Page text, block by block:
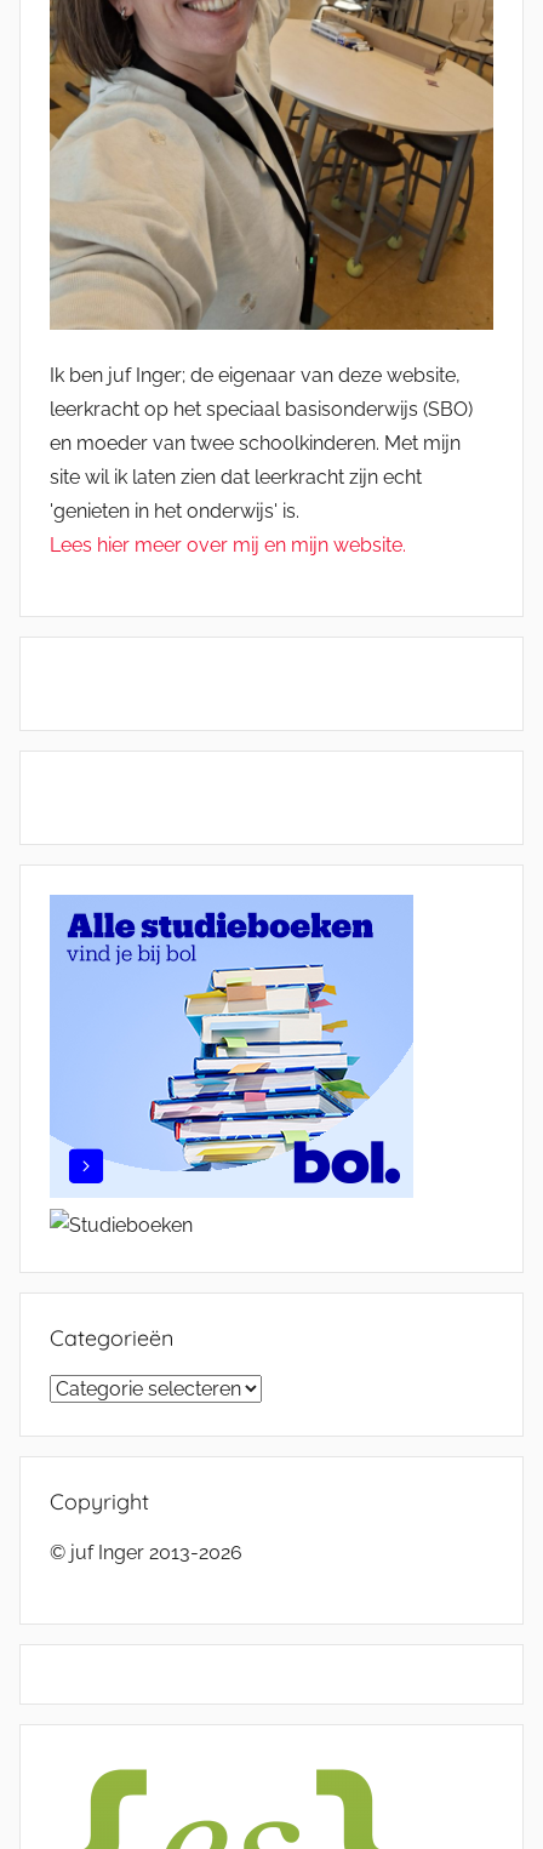
Ik ben juf Inger; de eigenaar van deze website,
leerkracht op het speciaal basisonderwijs (SBO)
en moeder van twee schoolkinderen. Met mijn
site wil ik laten zien dat leerkracht zijn echt
'genieten in het onderwijs' is.
Lees hier meer over mij en mijn website.
Categorieën
Categorieën
Copyright
© juf Inger 2013-2026